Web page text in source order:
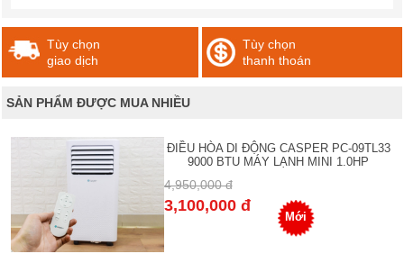
Tùy chọn
giao dịch
Tùy chọn
thanh thoán
SẢN PHẨM ĐƯỢC MUA NHIỀU
ĐIỀU HÒA DI ĐỘNG CASPER PC-09TL33
9000 BTU MÁY LẠNH MINI 1.0HP
4,950,000 đ
3,100,000 đ
Mới